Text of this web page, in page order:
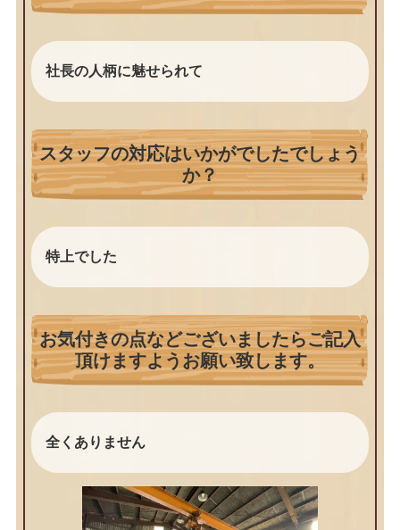
社長の人柄に魅せられて
スタッフの対応はいかがでしたでしょう
か？
特上でした
お気付きの点などございましたらご記入
頂けますようお願い致します。
全くありません